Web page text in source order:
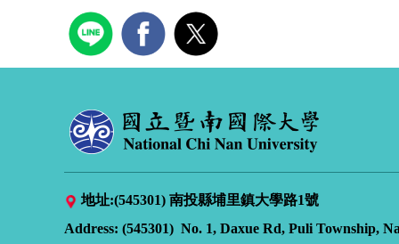
地址:(545301) 南投縣埔里鎮大學路1號
Address: (545301) No. 1, Daxue Rd, Puli Township,